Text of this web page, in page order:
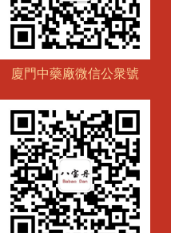
廈門中藥廠微信公衆號